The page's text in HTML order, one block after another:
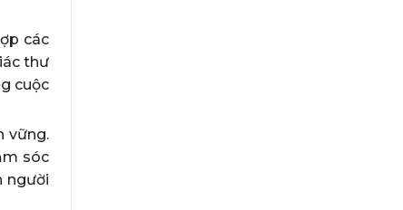
các
thư
cuộc
vững.
sóc
người